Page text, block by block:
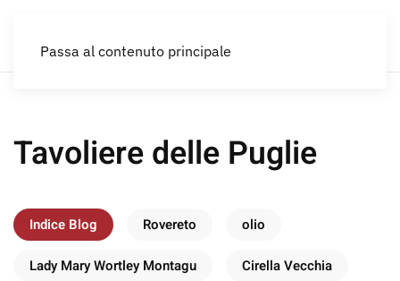
Passa al contenuto principale
Tavoliere delle Puglie
Indice Blog Rovereto olio
Lady Mary Wortley Montagu Cirella Vecchia